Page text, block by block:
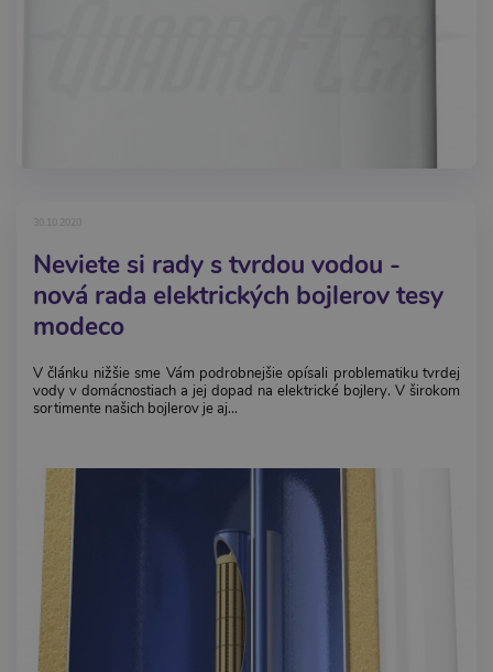
Neviete si rady s tvrdou vodou -
nová rada elektrických bojlerov tesy
modeco
V článku nižšie sme Vám podrobnejšie opísali problematiku tvrdej
vody v domácnostiach a jej dopad na elektrické bojlery. V širokom
sortimente našich bojlerov je aj...